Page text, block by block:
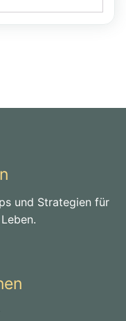
und Strategien für